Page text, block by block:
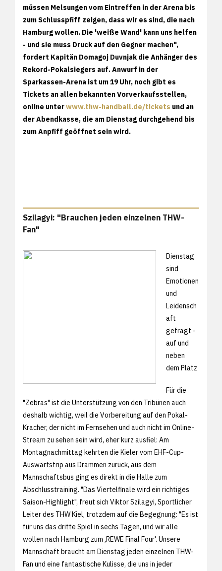
müssen Melsungen vom Eintreffen in der Arena bis
zum Schlusspfiff zeigen, dass wir es sind, die nach
Hamburg wollen. Die 'weiße Wand' kann uns helfen
- und sie muss Druck auf den Gegner machen",
fordert Kapitän Domagoj Duvnjak die Anhänger des
Rekord-Pokalsiegers auf. Anwurf in der
Sparkassen-Arena ist um 19 Uhr, noch gibt es
Tickets an allen bekannten Vorverkaufsstellen,
online unterwww.thw-handball.de/tickets und an
der Abendkasse, die am Dienstag durchgehend bis
zum Anpfiff geöffnet sein wird.
Szilagyi: "Brauchen jeden einzelnen THW-
Fan"
Dienstag
sind
Emotionen
und
Leidensch
aft
gefragt -
auf und
neben
dem Platz
Für die
"Zebras" ist die Unterstützung von den Tribünen auch
deshalb wichtig, weil die Vorbereitung auf den Pokal-
Kracher, der nicht im Fernsehen und auch nicht im Online-
Stream zu sehen sein wird, eher kurz ausfiel: Am
Montagnachmittag kehrten die Kieler vom EHF-Cup-
Auswärtstrip aus Drammen zurück, aus dem
Mannschaftsbus ging es direkt in die Halle zum
Abschlusstraining. "Das Viertelfinale wird ein richtiges
Saison-Highlight", freut sich Viktor Szilagyi, Sportlicher
Leiter des THW Kiel, trotzdem auf die Begegnung: "Es ist
für uns das dritte Spiel in sechs Tagen, und wir alle
wollen nach Hamburg zum ,REWE Final Four'. Unsere
Mannschaft braucht am Dienstag jeden einzelnen THW-
Fan und eine fantastische Kulisse, die uns in jeder